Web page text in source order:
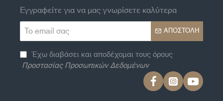
Εγγραφείτε για να μας γνωρίσετε καλύτερα
Το
email
σας
ΑΠΟΣΤΟΛΉ
Έχω διαβάσει και αποδέχομαι τους όρους
Προστασίας Προσωπικών Δεδομένων